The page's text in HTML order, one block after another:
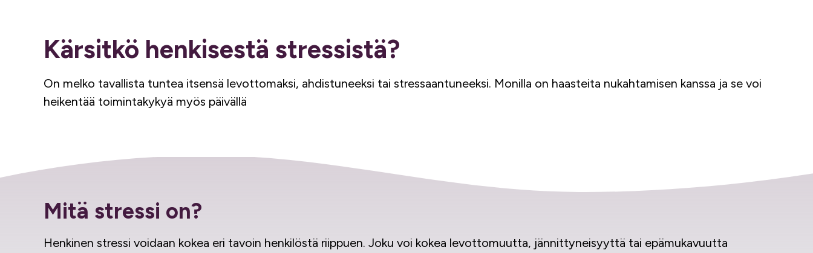
Kärsitkö henkisestä stressistä?
On melko tavallista tuntea itsensä levottomaksi, ahdistuneeksi tai stressaantuneeksi. Monilla on haasteita nukahtamisen kanssa ja se voi
heikentää toimintakykyä myös päivällä
Mitä stressi on?
Henkinen stressi voidaan kokea eri tavoin henkilöstä riippuen. Joku voi kokea levottomuutta, jännittyneisyyttä tai epämukavuutta